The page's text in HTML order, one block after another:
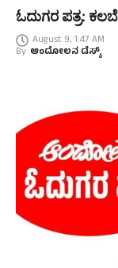
ಓದುಗರ ಪತ್ರ:
August 9, 1:47 AM
By ಆಂದೋಲನ ಡೆಸ್ಕ್